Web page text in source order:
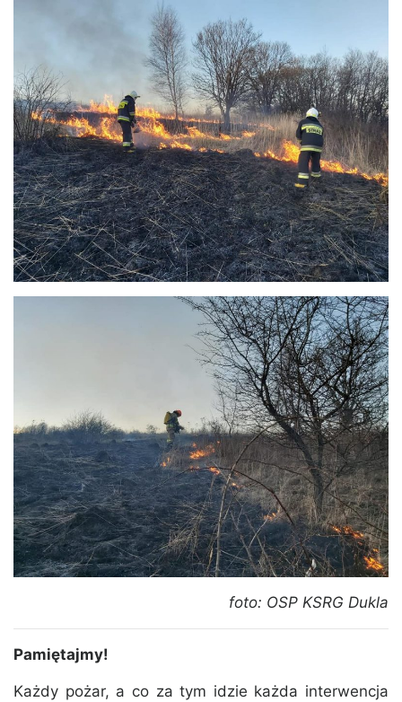
foto: OSP KSRG Dukla
Pamiętajmy!
Każdy pożar, a co za tym idzie każda interwencja